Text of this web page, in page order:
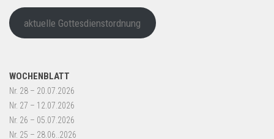
aktuelle Gottesdienstordnung
WOCHENBLATT
Nr. 28 – 20.07.2026
Nr. 27 – 12.07.2026
Nr. 26 – 05.07.2026
Nr. 25 – 28.06..2026